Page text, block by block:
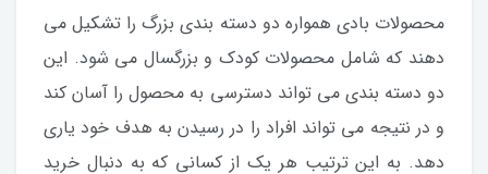
محصولات بادی همواره دو دسته بندی بزرگ را تشکیل می
دهند که شامل محصولات کودک و بزرگسال می شود. این
دو دسته بندی می تواند دسترسی به محصول را آسان کند
و در نتیجه می تواند افراد را در رسیدن به هدف خود یاری
دهد. به این ترتیب هر یک از کسانی که به دنبال خرید